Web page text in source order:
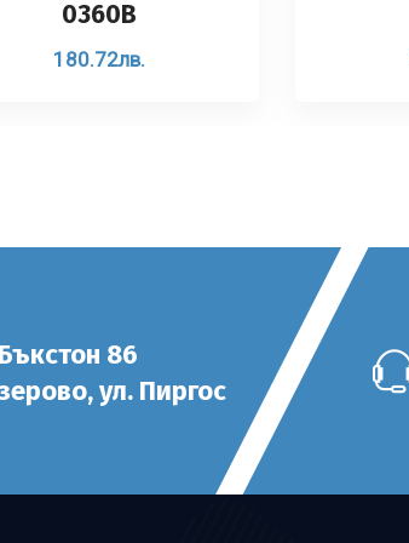
0360B
180.72лв.
86
ул. Пиргос